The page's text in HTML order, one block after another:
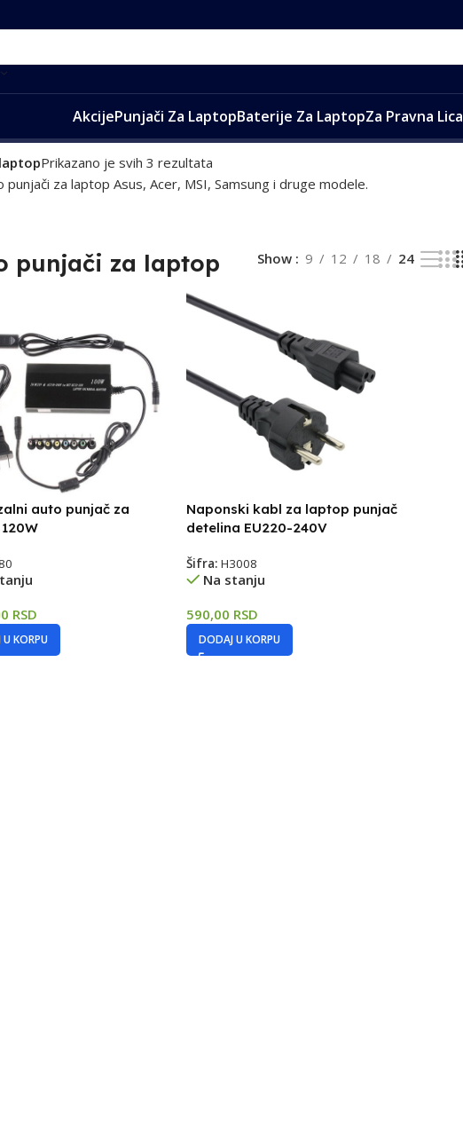
AkcijePunjači Za LaptopBaterije Za LaptopZa Pravna Lica
Prikazano je svih 3 rezultata
za laptop Asus, Acer, MSI, Samsung i druge modele.
punjači za laptop Show 9 12 18 24
auto punjač za
RSD
KORPU
Naponski kabl za laptop punjač
detelina EU220-240V
Šifra: H3008
Na stanju
590,00 RSD
DODAJ U KORPU